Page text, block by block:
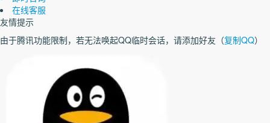
在线客服
友情提示
由于腾讯功能限制，若无法唤起QQ临时会话，请添加好友（复制QQ）